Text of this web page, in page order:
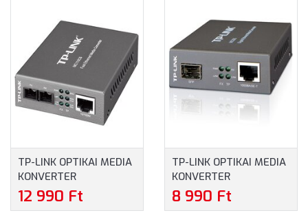
TP-LINK OPTIKAI MEDIA
KONVERTER
100(RÉZ)-100FX(SC)
SINGLE MÓD (MC110CS)
12 990 Ft
TP-LINK OPTIKAI MEDIA
KONVERTER
1000(RÉZ)-1000FX(LC)
SINGLE/MULTI MÓD
8 990 Ft